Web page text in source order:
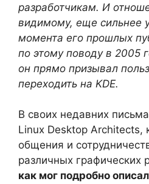
разработчикам. И
видимому, еще сильнее
момента его прошлых
по этому поводу в 2005
он прямо призывал
переходить на KDE.
В своих недавних
Linux Desktop Architects,
общения и
различных графических
как мог подробно